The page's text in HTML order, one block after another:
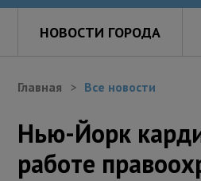
НОВОСТИ ГОРОДА
Главная Все новости
Нью-Йорк
работе